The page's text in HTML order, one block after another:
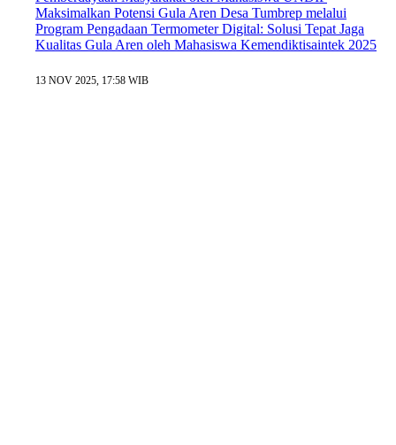
Maksimalkan Potensi Gula Aren Desa Tumbrep melalui
Program Pengadaan Termometer Digital: Solusi Tepat Jaga
Kualitas Gula Aren oleh Mahasiswa Kemendiktisaintek 2025
13 NOV 2025, 17:58 WIB